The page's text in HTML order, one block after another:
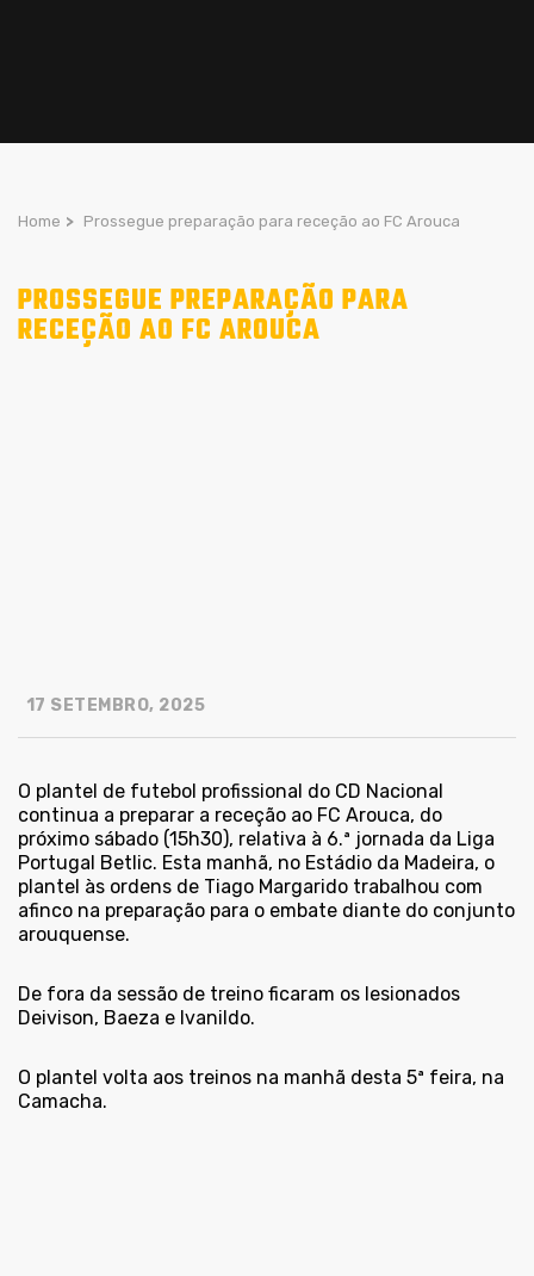
Home > Prossegue preparação para receção ao FC Arouca
PROSSEGUE PREPARAÇÃO PARA
RECEÇÃO AO FC AROUCA
17 SETEMBRO, 2025
O plantel de futebol profissional do CD Nacional
continua a preparar a receção ao FC Arouca, do
próximo sábado (15h30), relativa à 6.ª jornada da Liga
Portugal Betlic. Esta manhã, no Estádio da Madeira, o
plantel às ordens de Tiago Margarido trabalhou com
afinco na preparação para o embate diante do conjunto
arouquense.
De fora da sessão de treino ficaram os lesionados
Deivison, Baeza e Ivanildo.
O plantel volta aos treinos na manhã desta 5ª feira, na
Camacha.